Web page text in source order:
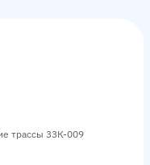
трассы 33К-009